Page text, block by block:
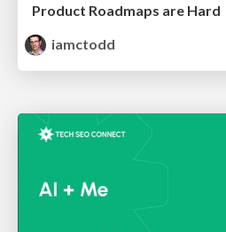
Product Roadmaps are Hard
iamctodd